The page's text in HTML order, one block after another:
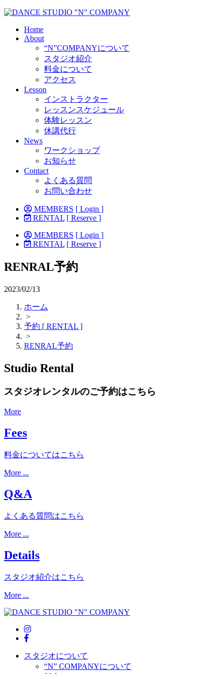
Home
About
“N”COMPANYについて
スタジオ紹介
料金について
アクセス
Lesson
インストラクター
レッスンスケジュール
体験レッスン
休講代行
News
ワークショップ
お知らせ
Contact
よくある質問
お問い合わせ
MEMBERS [ Login ]
RENTAL [ Reserve ]
MEMBERS [ Login ]
RENTAL [ Reserve ]
RENRAL予約
2023/02/13
ホーム
>
予約 [ RENTAL ]
>
RENRAL予約
Studio Rental
スタジオレンタルのご予約はこちら
More
Fees
料金についてはこちら
More ...
Q&A
よくある質問はこちら
More ...
Details
スタジオ紹介はこちら
More ...
スタジオについて
“N” COMPANYについて